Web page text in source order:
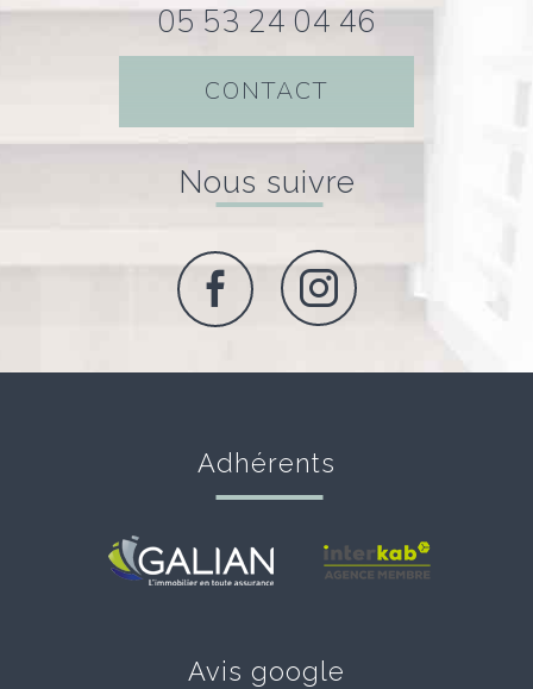
05 53 24 04 46
CONTACT
Nous suivre
Adhérents
Avis google